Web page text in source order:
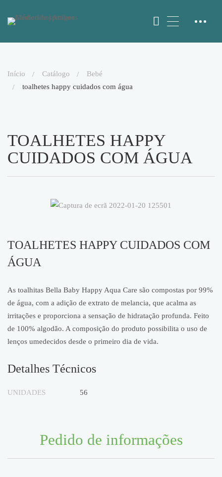
início catálogo
bebé
toalhetes happy cuidados com água
TOALHETES HAPPY
CUIDADOS COM ÁGUA
TOALHETES HAPPY CUIDADOS COM
ÁGUA
As toalhitas Bella Baby Happy Aqua Care são compostas por 99%
de água, com a adição de extrato de melancia, que acalma as
irritações e proporciona a sensação de hidratação profunda. Feito
de 100% algodão. A composição do produto possibilita o uso de
lenços umedecidos desde o primeiro dia de vida.
Detalhes Técnicos
UNIDADES 56
Pedido de informações